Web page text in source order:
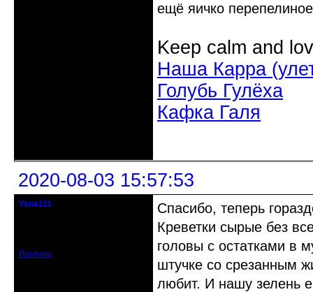
ещё яичко перепелиное
Keep calm and
Наша Карра
Голубь Гулёха
Кафка Галя
2020-08-03 15:57:53
Yana111
Профиль
Спасибо, теперь
Креветки сырые без
головы с остатками в
штучке со срезанным
любит. И нашу зелень